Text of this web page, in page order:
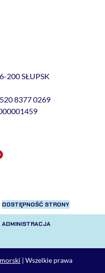
200 SŁUPSK
8377 0269
DOSTĘPNOŚĆ STRONY
ADMINISTRACJA
| Wszelkie prawa